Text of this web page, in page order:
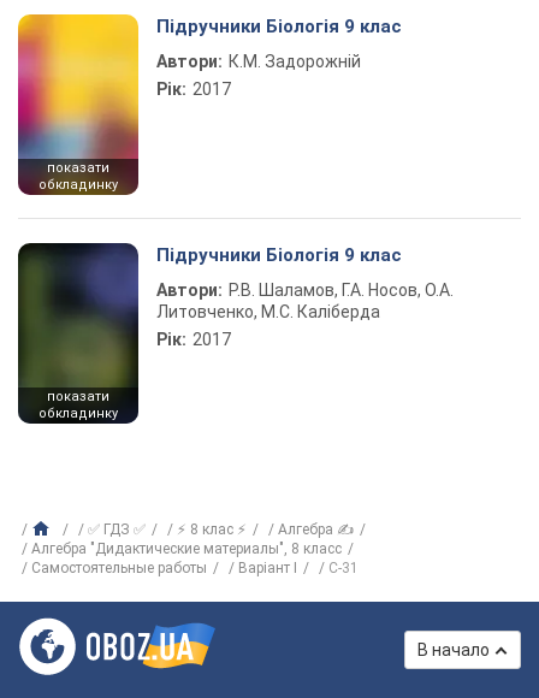
показати
обкладинку
Підручники Біологія 9 клас
Автори: К.М. Задорожній
Рік: 2017
показати
обкладинку
Підручники Біологія 9 клас
Автори: Р.В. Шаламов, Г.А. Носов, О.А.
Литовченко, М.С. Каліберда
Рік: 2017
✅ ГДЗ ✅ ⚡ 8 клас ⚡
Алгебра ✍
Алгебра "Дидактические материалы", 8 класс
Самостоятельные работы
Варіант I C-31
В начало